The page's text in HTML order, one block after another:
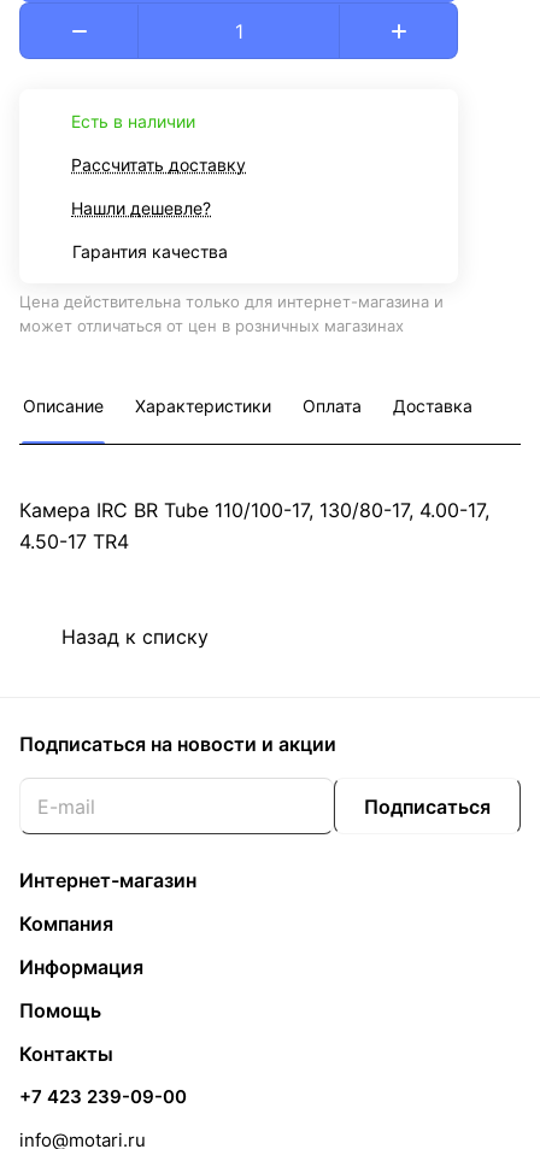
Есть в наличии
Рассчитать доставку
Нашли дешевле?
Гарантия качества
Цена действительна только для интернет-магазина и
может отличаться от цен в розничных магазинах
Описание Характеристики Оплата Доставка
Камера IRC BR Tube 110/100-17, 130/80-17, 4.00-17,
4.50-17 TR4
Назад к списку
Подписаться на новости и акции
Подписаться
Интернет-магазин
Компания
Информация
Помощь
Контакты
+7 423 239-09-00
info@motari.ru